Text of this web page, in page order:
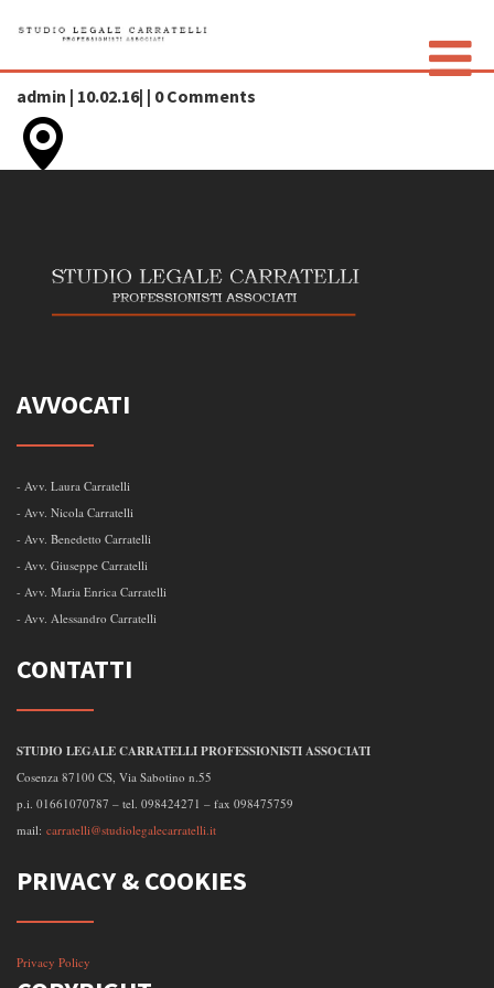
LO STUDIO
marker
admin | 10.02.16| | 0 Comments
AVVOCATI
- Avv. Laura Carratelli
- Avv. Nicola Carratelli
- Avv. Benedetto Carratelli
- Avv. Giuseppe Carratelli
- Avv. Maria Enrica Carratelli
- Avv. Alessandro Carratelli
CONTATTI
STUDIO LEGALE CARRATELLI PROFESSIONISTI ASSOCIATI
Cosenza 87100 CS, Via Sabotino n.55
p.i. 01661070787 – tel. 098424271 – fax 098475759
mail: carratelli@studiolegalecarratelli.it
PRIVACY & COOKIES
Privacy Policy